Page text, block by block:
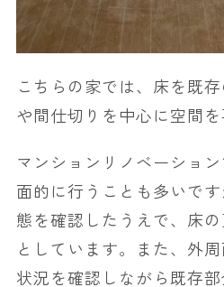
こちらの家では、床を既
や間仕切りを中心に空間を
マンションリノベーショ
面的に行うことも多いで
態を確認したうえで、床
としています。また、外
状況を確認しながら既存部